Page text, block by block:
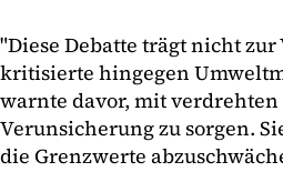
"Diese Debatte trägt nicht
kritisierte hingegen
warnte davor, mit
Verunsicherung zu sorgen.
die Grenzwerte